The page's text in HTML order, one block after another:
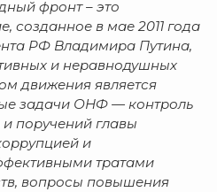
фронт – это
созданное в мае 2011 года
РФ Владимира Путина,
и неравнодушных
движения является
задачи ОНФ — контроль
поручений главы
и
тратами
вопросы повышения